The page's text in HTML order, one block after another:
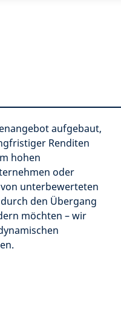
aufgebaut,
Renditen
hohen
oder
unterbewerteten
den Übergang
möchten – wir